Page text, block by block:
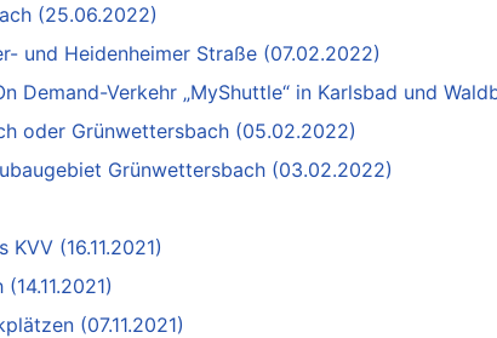
(25.06.2022)
und Heidenheimer Straße (07.02.2022)
Demand-Verkehr „MyShuttle“ in Karlsbad und
oder Grünwettersbach (05.02.2022)
Grünwettersbach (03.02.2022)
(16.11.2021)
(07.11.2021)